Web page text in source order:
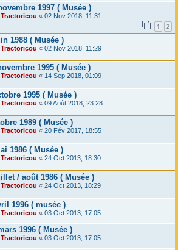
1997 ( Musée )
Tractoricou « 02 Nov 2018, 11:31
1 2
1988 ( Musée )
Tractoricou « 02 Nov 2018, 11:29
1995 ( Musée )
Tractoricou « 14 Sep 2018, 01:09
1995 ( Musée )
Tractoricou « 09 Août 2018, 23:28
1989 ( Musée )
Tractoricou « 20 Fév 2017, 18:55
1986 ( Musée )
Tractoricou « 24 Oct 2013, 18:30
/ août 1986 ( Musée )
Tractoricou « 24 Oct 2013, 18:29
1996 ( musée )
Tractoricou « 03 Oct 2013, 17:05
1996 ( Musée )
Tractoricou « 03 Oct 2013, 17:05